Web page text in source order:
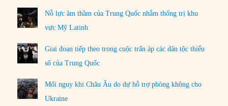
Nỗ lực âm thầm của Trung Quốc nhằm thống trị khu
vực Mỹ Latinh
Giai đoạn tiếp theo trong cuộc trấn áp các dân tộc thiểu
số của Trung Quốc
Mối nguy khi Châu Âu do dự hỗ trợ phòng không cho
Ukraine